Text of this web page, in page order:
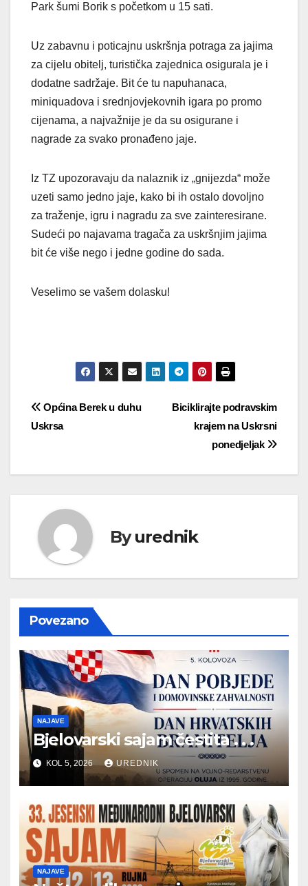
Park šumi Borik s početkom u 15 sati.
Uz zabavnu i poticajnu uskršnja potraga za jajima
za cijelu obitelj, turistička zajednica osigurala je i
dodatne sadržaje. Bit će tu napuhanaca,
miniquadova i srednjovjekovnih igara po promo
cijenama, a najvažnije je da su osigurane i
nagrade za svako pronađeno jaje.
Iz TZ upozoravaju da nalaznik iz „gnijezda“ može
uzeti samo jedno jaje, kako bi ih ostalo dovoljno
za traženje, igru i nagradu za sve zainteresirane.
Sudeći po najavama tragača za uskršnjim jajima
bit će više nego i jedne godine do sada.
Veselimo se vašem dolasku!
Navigacija
Biciklirajte podravskim
krajem na Uskrsni
ponedjeljak
Općina Berek u duhu
Uskrsa
Byurednik
Povezano
NAJAVE
Bjelovarski sajam čestita . . .
KOL 5, 2026 UREDNIK
NAJAVE